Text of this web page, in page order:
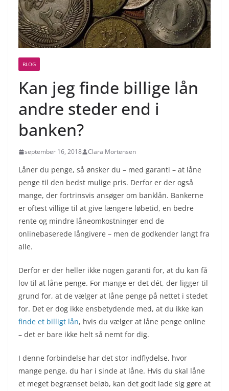
BLOG
Kan jeg finde billige lån
andre steder end i
banken?
september 16, 2018 Clara Mortensen
Låner du penge, så ønsker du – med garanti – at låne
penge til den bedst mulige pris. Derfor er der også
mange, der fortrinsvis ansøger om banklån. Bankerne
er oftest villige til at give længere løbetid, en bedre
rente og mindre låneomkostninger end de
onlinebaserede långivere – men de godkender langt fra
alle.
Derfor er der heller ikke nogen garanti for, at du kan få
lov til at låne penge. For mange er det dét, der ligger til
grund for, at de vælger at låne penge på nettet i stedet
for. Det er dog ikke ensbetydende med, at du ikke kan
finde et billigt lån, hvis du vælger at låne penge online
– det er bare ikke helt så nemt for dig.
I denne forbindelse har det stor indflydelse, hvor
mange penge, du har i sinde at låne. Hvis du skal låne
et meget begrænset beløb, kan det godt lade sig gøre at